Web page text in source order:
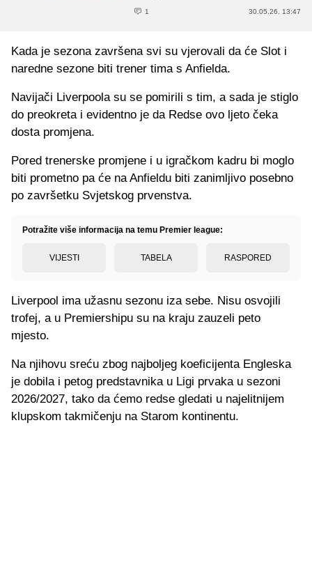
1 30.05.26. 13:47
Kada je sezona završena svi su vjerovali da će Slot i
naredne sezone biti trener tima s Anfielda.
Navijači Liverpoola su se pomirili s tim, a sada je stiglo
do preokreta i evidentno je da Redse ovo ljeto čeka
dosta promjena.
Pored trenerske promjene i u igračkom kadru bi moglo
biti prometno pa će na Anfieldu biti zanimljivo posebno
po završetku Svjetskog prvenstva.
Potražite više informacija na temu Premier league:
VIJESTI TABELA RASPORED
Liverpool ima užasnu sezonu iza sebe. Nisu osvojili
trofej, a u Premiershipu su na kraju zauzeli peto
mjesto.
Na njihovu sreću zbog najboljeg koeficijenta Engleska
je dobila i petog predstavnika u Ligi prvaka u sezoni
2026/2027, tako da ćemo redse gledati u najelitnijem
klupskom takmičenju na Starom kontinentu.